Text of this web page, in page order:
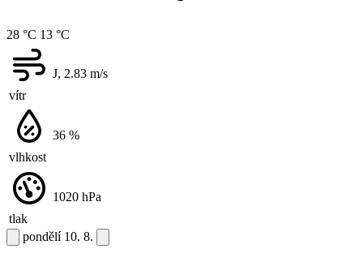
28 °C 13 °C
vítr
J, 2.83 m/s
vlhkost
36 %
tlak
1020 hPa
pondělí 10. 8.